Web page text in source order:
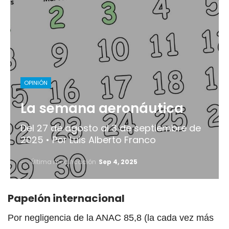
OPINIÓN
La semana aeronáutica
Del 27 de agosto al 3 de septiembre de
2025 • Por Luis Alberto Franco
Última modificación Sep 4, 2025
Papelón internacional
Por negligencia de la ANAC 85,8 (la cada vez más